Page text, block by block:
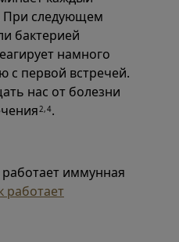
При следующем
бактерией
намного
с первой встречей.
нас от болезни
2,4.
иммунная
работает